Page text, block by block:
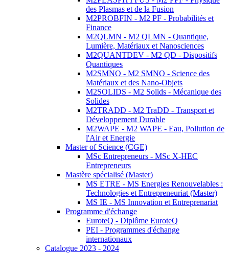
des Plasmas et de la Fusion
M2PROBFIN - M2 PF - Probabilités et
Finance
M2QLMN - M2 QLMN - Quantique,
Lumière, Matériaux et Nanosciences
M2QUANTDEV - M2 QD - Dispositifs
Quantiques
M2SMNO - M2 SMNO - Science des
Matériaux et des Nano-Objets
M2SOLIDS - M2 Solids - Mécanique des
Solides
M2TRADD - M2 TraDD - Transport et
Développement Durable
M2WAPE - M2 WAPE - Eau, Pollution de
l'Air et Energie
Master of Science (CGE)
MSc Entrepreneurs - MSc X-HEC
Entrepreneurs
Mastère spécialisé (Master)
MS ETRE - MS Energies Renouvelables :
Technologies et Entrepreneuriat (Master)
MS IE - MS Innovation et Entreprenariat
Programme d'échange
EuroteQ - Diplôme EuroteQ
PEI - Programmes d'échange
internationaux
Catalogue 2023 - 2024